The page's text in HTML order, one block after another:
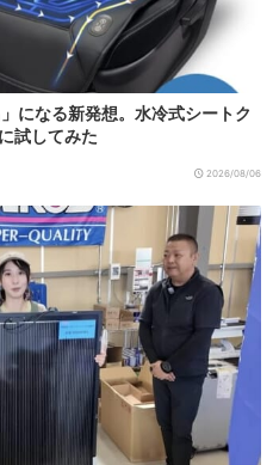
になる新発想。水冷式シートク
試してみた
2026/08/06